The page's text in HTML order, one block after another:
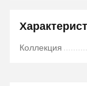
Коллекция